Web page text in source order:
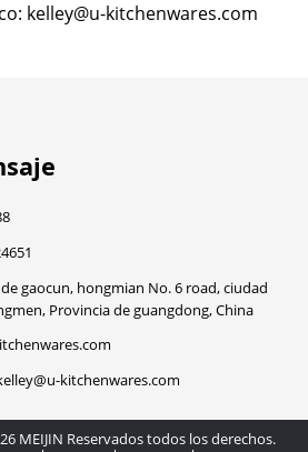
kelley@u-kitchenwares.com
gaocun, hongmian No. 6 road, ciudad
Provincia de guangdong, China
kitchenwares.com
MEIJIN Reservados todos los derechos.